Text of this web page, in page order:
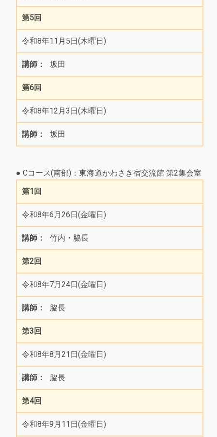
第5回
令和8年11月5日(木曜日)
坂田
第6回
令和8年12月3日(木曜日)
坂田
● Cコース(南部)：東海道かわさき宿交流館 第2集会室
第1回
令和8年6月26日(金曜日)
竹内・脇長
第2回
令和8年7月24日(金曜日)
脇長
第3回
令和8年8月21日(金曜日)
脇長
第4回
令和8年9月11日(金曜日)